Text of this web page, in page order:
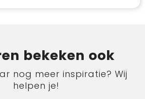
bekeken ook
nog meer inspiratie? Wij
helpen je!